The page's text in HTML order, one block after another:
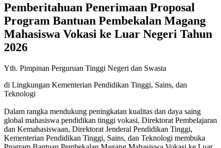
Pemberitahuan Penerimaan Proposal
Program Bantuan Pembekalan Magang
Mahasiswa Vokasi ke Luar Negeri Tahun
2026
Yth. Pimpinan Perguruan Tinggi Negeri dan Swasta
di Lingkungan Kementerian Pendidikan Tinggi, Sains, dan
Teknologi
Dalam rangka mendukung peningkatan kualitas dan daya saing
global mahasiswa pendidikan tinggi vokasi, Direktorat Pembelajaran
dan Kemahasiswaan, Direktorat Jenderal Pendidikan Tinggi,
Kementerian Pendidikan Tinggi, Sains, dan Teknologi membuka